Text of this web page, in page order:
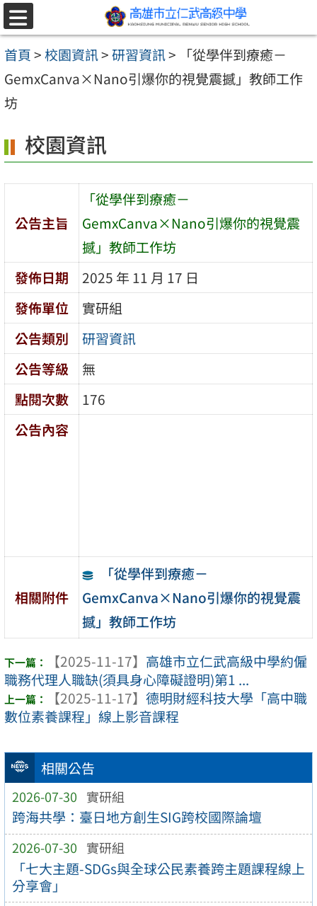
跳至主要內容區
選
單
首頁>校園資訊>研習資訊>
「從學伴到療癒－
GemxCanva×Nano引爆你的視覺震撼」教師工作
坊
相關公告
2026-07-30 實研組
跨海共學：臺日地方創生SIG跨校國際論壇
2026-07-30 實研組
「七大主題-SDGs與全球公民素養跨主題課程線上
分享會」
校園資訊
公告主旨
「從學伴到療癒－
GemxCanva×Nano引爆你的視覺震
撼」教師工作坊
發佈日期
2025 年 11 月 17 日
發佈單位
實研組
公告類別
研習資訊
公告等級
無
點閱次數
176
公告內容
相關附件
「從學伴到療癒－
GemxCanva×Nano引爆你的視覺震
撼」教師工作坊
【2025-11-17】 高雄市立仁武高級中學約僱
職務代理人職缺(須具身心障礙證明)第1 ...
【2025-11-17】 德明財經科技大學「高中職
數位素養課程」線上影音課程